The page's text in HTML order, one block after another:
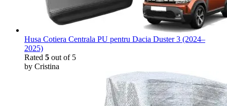
Husa Cotiera Centrala PU pentru Dacia Duster 3 (2024–
2025)
Rated 5 out of 5
by Cristina